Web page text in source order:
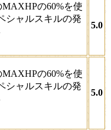
の60%を使
シャルスキルの発
5.0
の60%を使
シャルスキルの発
5.0